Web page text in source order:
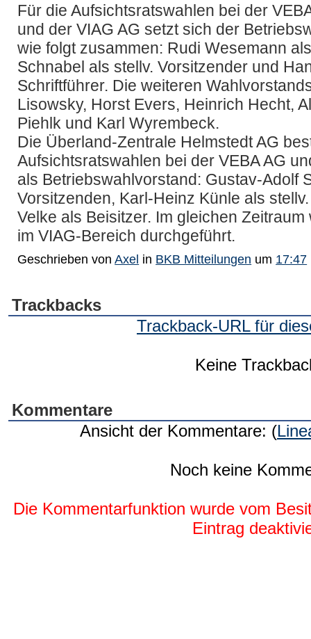
Für die Aufsichtsratswahlen bei der
und der VIAG AG setzt sich der
wie folgt zusammen: Rudi Wesemann
Schnabel als stellv. Vorsitzender und
Schriftführer. Die weiteren
Lisowsky, Horst Evers, Heinrich Hecht,
Piehlk und Karl Wyrembeck.
Die Überland-Zentrale Helmstedt AG
Aufsichtsratswahlen bei der VEBA AG
als Betriebswahlvorstand: Gustav-Adolf
Vorsitzenden, Karl-Heinz Künle als
Velke als Beisitzer. Im gleichen
im VIAG-Bereich durchgeführt.
Geschrieben vonAxel in BKB Mitteilungen um 17:47
Trackbacks
Trackback-URL für
Keine
Kommentare
Ansicht der Kommentare: (
Noch keine
Die Kommentarfunktion wurde vom
Eintrag